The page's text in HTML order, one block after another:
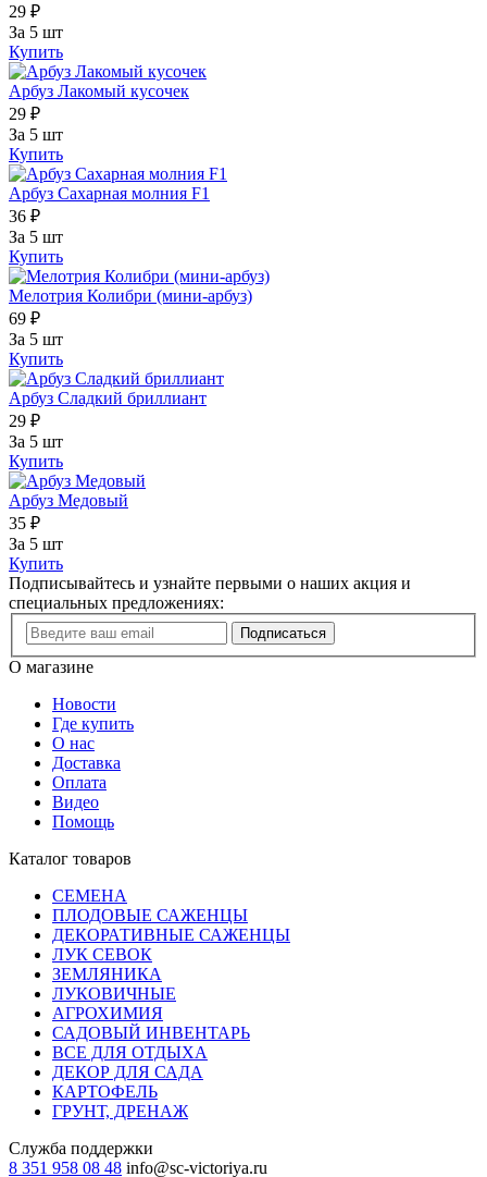
29 ₽
За 5 шт
Купить
Арбуз Лакомый кусочек
29 ₽
За 5 шт
Купить
Арбуз Сахарная молния F1
36 ₽
За 5 шт
Купить
Мелотрия Колибри (мини-арбуз)
69 ₽
За 5 шт
Купить
Арбуз Сладкий бриллиант
29 ₽
За 5 шт
Купить
Арбуз Медовый
35 ₽
За 5 шт
Купить
Подписывайтесь и узнайте первыми о наших акция и
специальных предложениях:
Подписаться
О магазине
Новости
Где купить
О нас
Доставка
Оплата
Видео
Помощь
Каталог товаров
СЕМЕНА
ПЛОДОВЫЕ САЖЕНЦЫ
ДЕКОРАТИВНЫЕ САЖЕНЦЫ
ЛУК СЕВОК
ЗЕМЛЯНИКА
ЛУКОВИЧНЫЕ
АГРОХИМИЯ
САДОВЫЙ ИНВЕНТАРЬ
ВСЕ ДЛЯ ОТДЫХА
ДЕКОР ДЛЯ САДА
КАРТОФЕЛЬ
ГРУНТ, ДРЕНАЖ
Служба поддержки
8 351 958 08 48 info@sc-victoriya.ru